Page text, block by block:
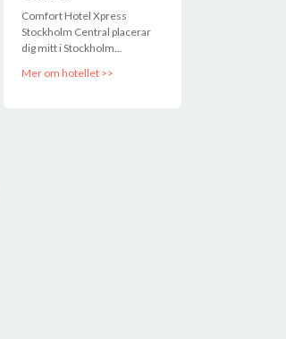
Comfort Hotel Xpress
Stockholm Central placerar
dig mitt i Stockholm...
Mer om hotellet >>